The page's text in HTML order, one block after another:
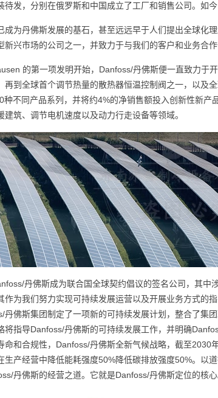
待发，分别在俄罗斯和中国成立了工厂和销售公司。如
成为丹佛斯发展的基石，甚至远远早于人们提出全球化
新兴市场的公司之一，并致力于与我们的客户和业务合作
的第一项发明开始，Danfoss/丹佛斯便一直致力于
再到全球首个调节热量的散热器恒温控制阀之一，以及
种不同产品系列，并将约4%的净销售额投入创新性新
建筑、调节电机速度以及动力行走设备等领域。
丹佛斯成为联合国全球契约倡议的签名公司，其中
作为我们努力实现可持续发展运营以及开展业务方式的
丹佛斯集团制定了一项新的可持续发展计划，整合了集
将指导Danfoss/丹佛斯的可持续发展工作，并明确
命和合规性，Danfoss/丹佛斯全新气候战略，截至2030
生产经营中降低能耗强度50%降低碳排放强度50%。以
丹佛斯的经营之道。它就是Danfoss/丹佛斯定位的核心